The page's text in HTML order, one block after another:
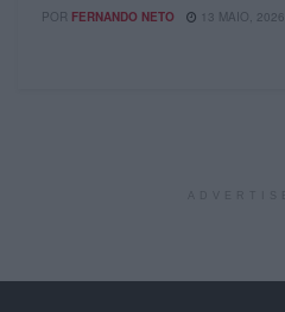
POR FERNANDO NETO 13 MAIO, 2026